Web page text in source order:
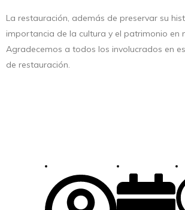
La restauración, además de preservar su
importancia de la cultura y el patrimonio en
Agradecemos a todos los involucrados en
de restauración.